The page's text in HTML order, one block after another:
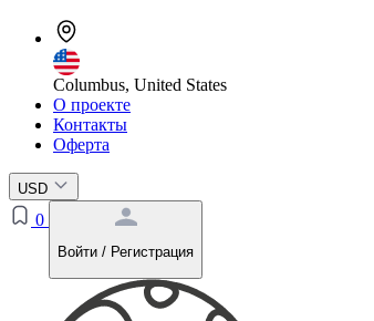
Columbus, United States
О проекте
Контакты
Оферта
USD
0
Войти / Регистрация